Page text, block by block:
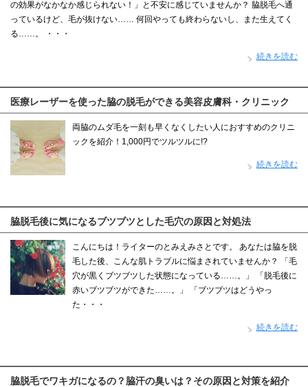
の効果がなかなか感じられない！」と不安に感じていませんか？ 脇脱毛へ通
っているけど、毛が抜けない…… 何回やっても終わらないし、また生えてく
る……。 ・・・
続きを読む
医療レーザーを使った脇の脱毛ができる美容皮膚科・クリニック
両脇のムダ毛を一刻も早くなくしたい人におすすめのクリニ
ックを紹介！1,000円でツルツルに!?
続きを読む
脇脱毛後に気になるブツブツとした毛穴の原因と対処法
こんにちは！ライターのとみえみさとです。 あなたは脇を脱
毛した後、こんな肌トラブルに悩まされていませんか？ 「毛
穴が黒くブツブツした状態になっている……。」 「脱毛後に
赤いブツブツができた……。」 「ブツブツはどうやっ
た・・・
続きを読む
脇脱毛でワキガになるの？脇汗の臭いは？その原因と対策を紹介